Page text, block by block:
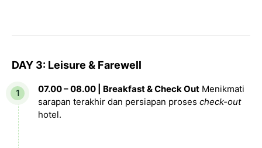
DAY 3: Leisure & Farewell
07.00 – 08.00 | Breakfast & Check Out Menikmati
sarapan terakhir dan persiapan proses check-out
hotel.